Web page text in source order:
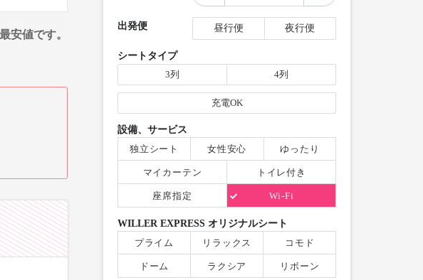
安値です。
出発便 昼行便 夜行便
シートタイプ
3列
4列
充電OK
設備、サービス
独立シート
女性安心 ゆったり
マイカーテン トイレ付き
座席指定 Wi-Fi
WILLER EXPRESS オリジナルシート
プライム
リラックス コモド
ドーム ラクシア リボーン